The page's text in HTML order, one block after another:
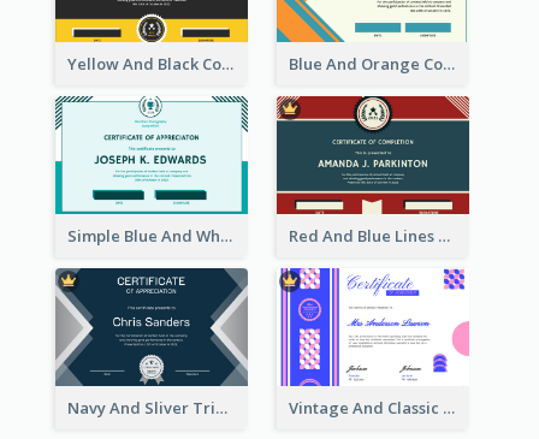
Yellow And Black Contrast Simple Certificate Blue And Orange Company Triangles With Badge Certificate
Simple Blue And White Rectangle Certificate Red And Blue Lines And Badge Completion Certificate
Navy And Sliver Triangles Appreciation Certificate Vintage And Classic Vibrant Certificate Design Ideas